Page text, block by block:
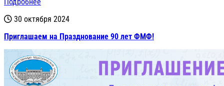
30 октября 2024
Приглашаем на Празднование 90 лет ФМФ!